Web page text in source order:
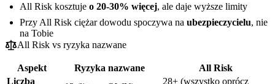
All Risk kosztuje o 20-30% więcej, ale daje wyższe limity
Przy All Risk ciężar dowodu spoczywa na ubezpieczycielu, nie
na Tobie
All Risk vs ryzyka nazwane
Aspekt Ryzyka nazwane
All Risk
Liczba
28+ (wszystko oprócz